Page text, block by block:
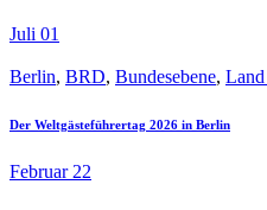
Juli 01
Berlin, BRD, Bundesebene,
Der Weltgästeführertag 2026 in Berlin
Februar 22